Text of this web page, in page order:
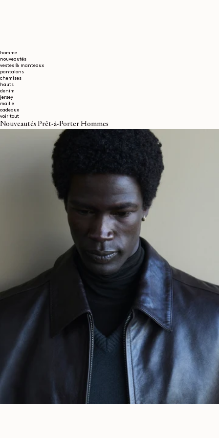
homme
nouveautés
vestes & manteaux
pantalons
chemises
hauts
denim
jersey
maille
cadeaux
voir tout
Nouveautés Prêt-à-Porter Hommes